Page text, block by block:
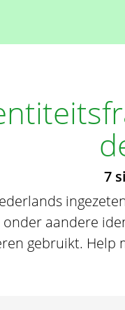
7
aandere
gebruikt. Help